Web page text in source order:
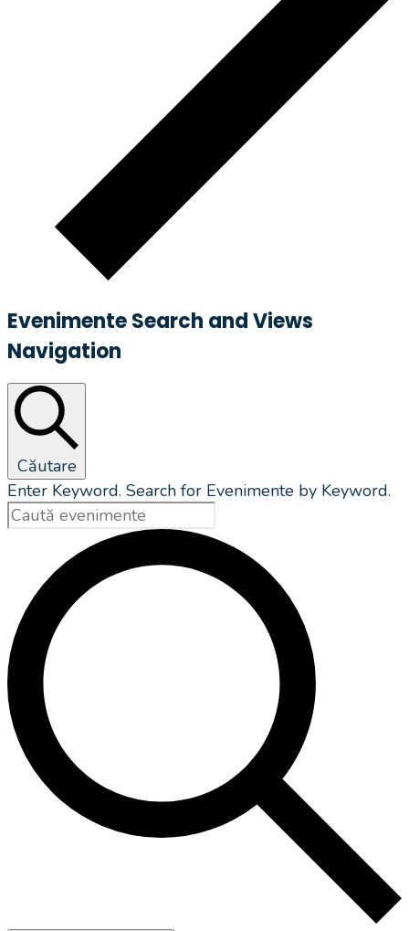
Evenimente Search and Views
Navigation
Căutare
Enter Keyword. Search for Evenimente by Keyword.